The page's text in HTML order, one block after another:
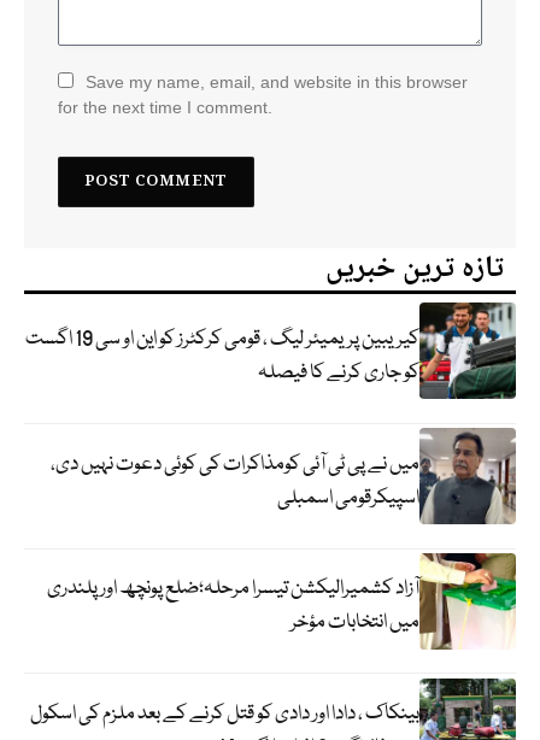
Save my name, email, and website in this browser
for the next time I comment.
تازہ ترین خبریں
کیریبین پریمیئر لیگ ، قومی کرکٹرز کو این او سی 19 اگست
کو جاری کرنے کا فیصلہ
میں نے پی ٹی آئی کومذاکرات کی کوئی دعوت نہیں دی،
اسپیکرقومی اسمبلی
آزاد کشمیرالیکشن تیسرا مرحلہ؛ضلع پونچھ اور پلندری
میں انتخابات مؤخر
بینکاک ، دادا اور دادی کو قتل کرنے کے بعد ملزم کی اسکول